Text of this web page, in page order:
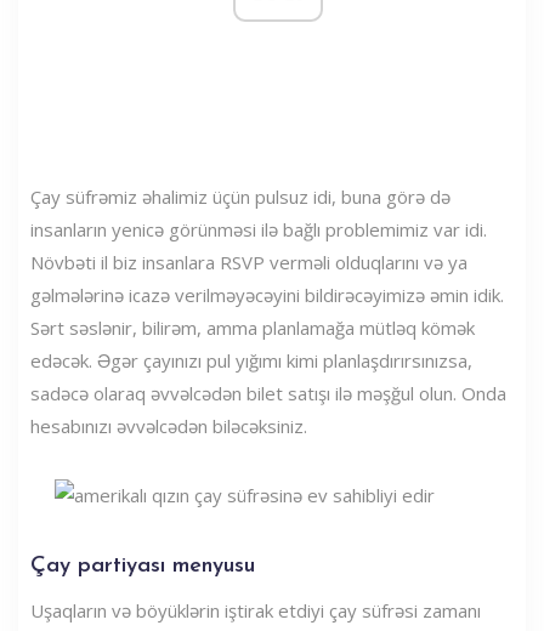
Çay süfrəmiz əhalimiz üçün pulsuz idi, buna görə də
insanların yenicə görünməsi ilə bağlı problemimiz var idi.
Növbəti il ​​biz insanlara RSVP verməli olduqlarını və ya
gəlmələrinə icazə verilməyəcəyini bildirəcəyimizə əmin idik.
Sərt səslənir, bilirəm, amma planlamağa mütləq kömək
edəcək. Əgər çayınızı pul yığımı kimi planlaşdırırsınızsa,
sadəcə olaraq əvvəlcədən bilet satışı ilə məşğul olun. Onda
hesabınızı əvvəlcədən biləcəksiniz.
Çay partiyası menyusu
Uşaqların və böyüklərin iştirak etdiyi çay süfrəsi zamanı